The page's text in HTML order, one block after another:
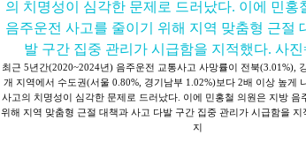
최근 5년간(2020~2024년) 음주운전 교통사고 사망률이 전북(3.01%),
개 지역에서 수도권(서울 0.80%, 경기남부 1.02%)보다 2배 이상 높게
사고의 치명성이 심각한 문제로 드러났다. 이에 민홍철 의원은 지방 음
위해 지역 맞춤형 근절 대책과 사고 다발 구간 집중 관리가 시급함을
지